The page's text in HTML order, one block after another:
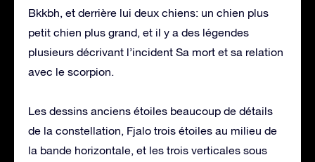
Bkkbh, et derrière lui deux chiens: un chien plus
petit chien plus grand, et il y a des légendes
plusieurs décrivant l’incident Sa mort et sa relation
avec le scorpion.
Les dessins anciens étoiles beaucoup de détails
de la constellation, Fjalo trois étoiles au milieu de
la bande horizontale, et les trois verticales sous